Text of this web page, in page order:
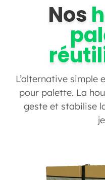
Nos
L’alternative simple
pour palette. La
geste et stabilise